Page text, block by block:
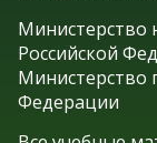
Министерство
Российской
Министерство
Федерации